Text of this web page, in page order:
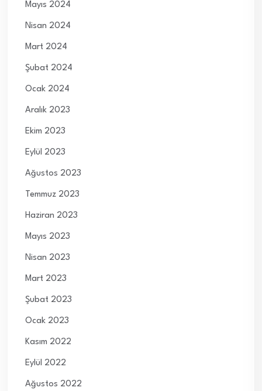
Mayıs 2024
Nisan 2024
Mart 2024
Şubat 2024
Ocak 2024
Aralık 2023
Ekim 2023
Eylül 2023
Ağustos 2023
Temmuz 2023
Haziran 2023
Mayıs 2023
Nisan 2023
Mart 2023
Şubat 2023
Ocak 2023
Kasım 2022
Eylül 2022
Ağustos 2022